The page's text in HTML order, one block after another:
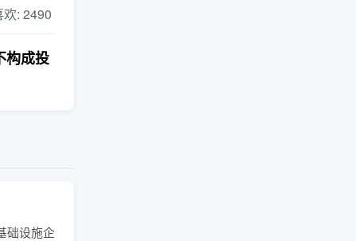
欢: 2490
构成投
础设施企